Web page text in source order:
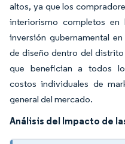
altos, ya que los
interiorismo completos en
inversión gubernamental
de diseño dentro del
que benefician a todos
costos individuales de
general del mercado.
Análisis del Impacto de